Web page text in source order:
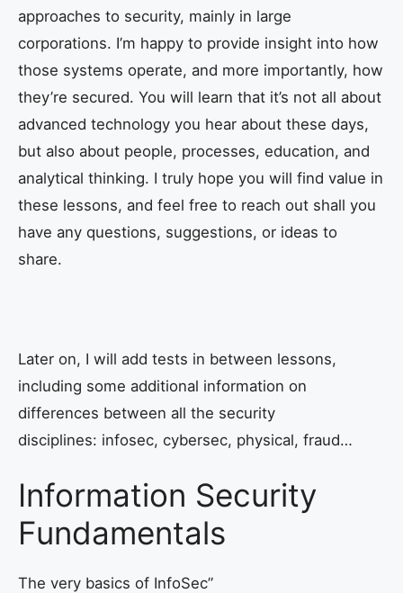
approaches to security, mainly in large
corporations. I’m happy to provide insight into how
those systems operate, and more importantly, how
they’re secured. You will learn that it’s not all about
advanced technology you hear about these days,
but also about people, processes, education, and
analytical thinking. I truly hope you will find value in
these lessons, and feel free to reach out shall you
have any questions, suggestions, or ideas to
share.
Later on, I will add tests in between lessons,
including some additional information on
differences between all the security
disciplines: infosec, cybersec, physical, fraud…
Information Security
Fundamentals
The very basics of InfoSec”